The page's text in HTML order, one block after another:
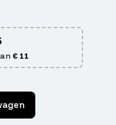
€ 11